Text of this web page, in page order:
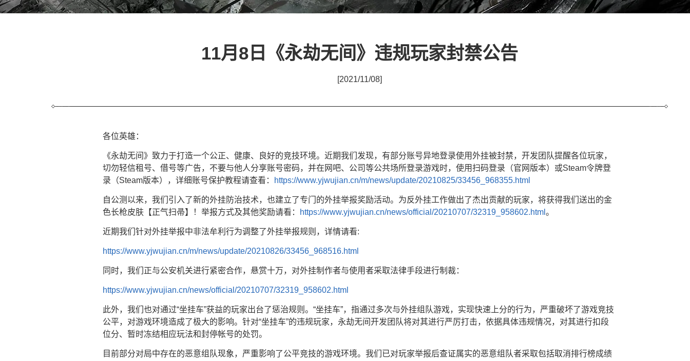
11月8日《永劫无间》违规玩家封禁公告
[2021/11/08]
各位英雄：
《永劫无间》致力于打造一个公正、健康、良好的竞技环境。近期我们发现，有部分账号异地登录使用外挂被封禁，开发团队提醒各位玩家，
切勿轻信租号、借号等广告，不要与他人分享账号密码，并在网吧、公司等公共场所登录游戏时，使用扫码登录（官网版本）或Steam令牌登
录（Steam版本），详细账号保护教程请查看：
https://www.yjwujian.cn/m/news/update/20210825/33456_968355.html
自公测以来，我们引入了新的外挂防治技术，也建立了专门的外挂举报奖励活动。为反外挂工作做出了杰出贡献的玩家，将获得我们送出的金
色长枪皮肤【正气扫帚】！举报方式及其他奖励请看：
https://www.yjwujian.cn/news/official/20210707/32319_958602.html 。
近期我们针对外挂举报中非法牟利行为调整了外挂举报规则，详情请看:
https://www.yjwujian.cn/m/news/update/20210826/33456_968516.html
同时，我们正与公安机关进行紧密合作，悬赏十万，对外挂制作者与使用者采取法律手段进行制裁：
https://www.yjwujian.cn/news/official/20210707/32319_958602.html
此外，我们也对通过“坐挂车”获益的玩家出台了惩治规则。“坐挂车”，指通过多次与外挂组队游戏，实现快速上分的行为，严重破坏了游戏竞技
公平，对游戏环境造成了极大的影响。针对“坐挂车”的违规玩家，永劫无间开发团队将对其进行严厉打击，依据具体违规情况，对其进行扣段
位分、暂时冻结相应玩法和封停帐号的处罚。
目前部分对局中存在的恶意组队现象，严重影响了公平竞技的游戏环境。我们已对玩家举报后查证属实的恶意组队者采取包括取消排行榜成绩